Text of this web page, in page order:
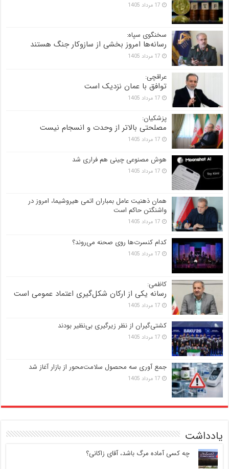
17 مرداد 1405
سخنگوی سپاه:
رسانه‌ها امروز بخشی از سازوکار جنگ هستند
17 مرداد 1405
عراقچی:
توافق با عمان نزدیک است
17 مرداد 1405
پزشکیان:
مصلحتی بالاتر از وحدت و انسجام نیست
17 مرداد 1405
هوش مصنوعی چینی هم فراری شد
17 مرداد 1405
همان ذهنیت عامل بمباران اتمی هیروشیما، امروز در
واشنگتن حاکم است
17 مرداد 1405
کدام کنسرت‌ها روی صحنه می‌روند؟
17 مرداد 1405
کاظمی:
رسانه یکی از ارکان شکل‌گیری اعتماد عمومی است
17 مرداد 1405
کشتی‌گیران از نظر زیرگیری بی‌نظیر بودند
17 مرداد 1405
جمع آوری سه محصول سلامت‌محور از بازار آغاز شد
17 مرداد 1405
یادداشت
‍ چه کسی آماده مرگ باشد، آقای زاکانی؟